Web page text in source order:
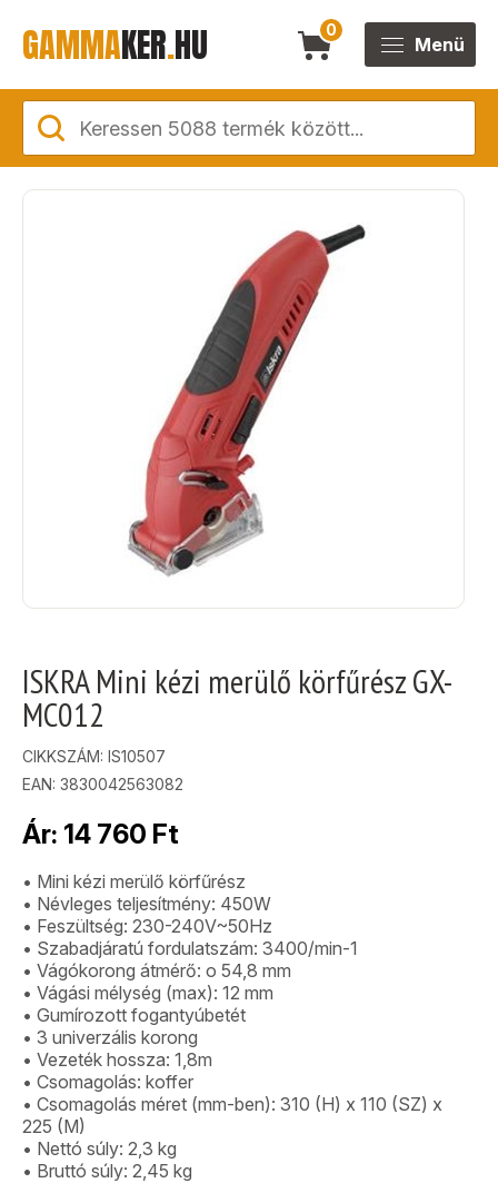
GAMMAKER.HU 0
Menü
ISKRA Mini kézi merülő körfűrész GX-
MC012
CIKKSZÁM: IS10507
EAN: 3830042563082
Ár: 14 760 Ft
• Mini kézi merülő körfűrész
• Névleges teljesítmény: 450W
• Feszültség: 230-240V~50Hz
• Szabadjáratú fordulatszám: 3400/min-1
• Vágókorong átmérő: o 54,8 mm
• Vágási mélység (max): 12 mm
• Gumírozott fogantyúbetét
• 3 univerzális korong
• Vezeték hossza: 1,8m
• Csomagolás: koffer
• Csomagolás méret (mm-ben): 310 (H) x 110 (SZ) x
225 (M)
• Nettó súly: 2,3 kg
• Bruttó súly: 2,45 kg